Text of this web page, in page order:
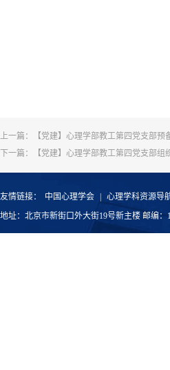
上一篇：
【党建】心理学部教工第四党支部
下一篇：
【党建】心理学部教工第四党支部
友情链接： 中国心理学会 心理学科资源导
地址：北京市新街口外大街19号新主楼 邮编：